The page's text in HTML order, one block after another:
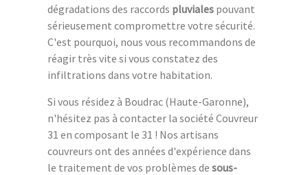
dégradations des raccords pluviales pouvant
sérieusement compromettre votre sécurité.
C'est pourquoi, nous vous recommandons de
réagir très vite si vous constatez des
infiltrations dans votre habitation.
Si vous résidez à Boudrac (Haute-Garonne),
n'hésitez pas à contacter la société Couvreur
31 en composant le 31 ! Nos artisans
couvreurs ont des années d'expérience dans
le traitement de vos problèmes de sous-